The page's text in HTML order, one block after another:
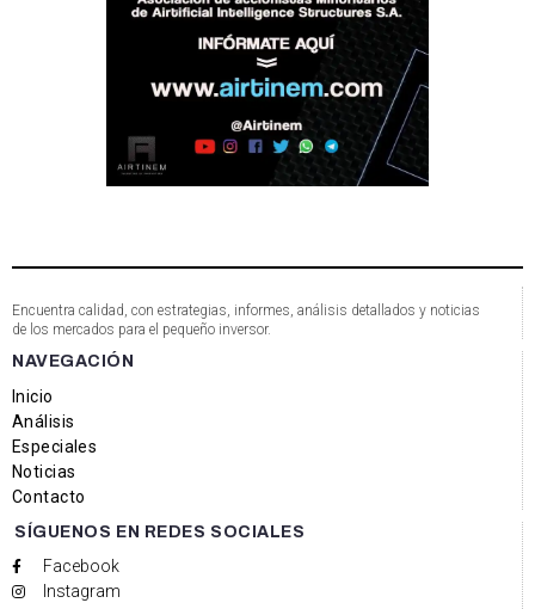
Encuentra calidad, con estrategias, informes, análisis detallados y noticias
de los mercados para el pequeño inversor.
NAVEGACIÓN
Inicio
Análisis
Especiales
Noticias
Contacto
SÍGUENOS EN REDES SOCIALES
Facebook
Instagram